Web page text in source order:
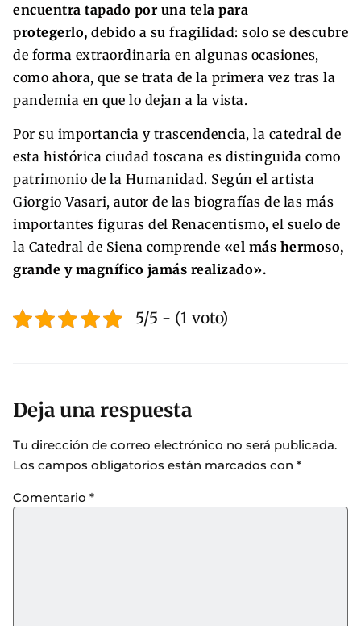
encuentra tapado por una tela para
protegerlo, debido a su fragilidad: solo se descubre
de forma extraordinaria en algunas ocasiones,
como ahora, que se trata de la primera vez tras la
pandemia en que lo dejan a la vista.
Por su importancia y trascendencia, la catedral de
esta histórica ciudad toscana es distinguida como
patrimonio de la Humanidad. Según el artista
Giorgio Vasari, autor de las biografías de las más
importantes figuras del Renacentismo, el suelo de
la Catedral de Siena comprende «el más hermoso,
grande y magnífico jamás realizado».
5/5 - (1 voto)
Deja una respuesta
Tu dirección de correo electrónico no será publicada.
Los campos obligatorios están marcados con *
Comentario *